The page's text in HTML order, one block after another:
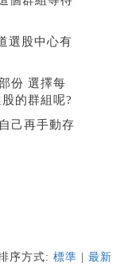
選股中心有
份 選擇每
的群組呢?
己再手動存
序方式: 標準 最新